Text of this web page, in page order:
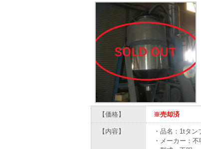
【価格】 ※売却済
【内容】
・品名：1tタン
・メーカー：不